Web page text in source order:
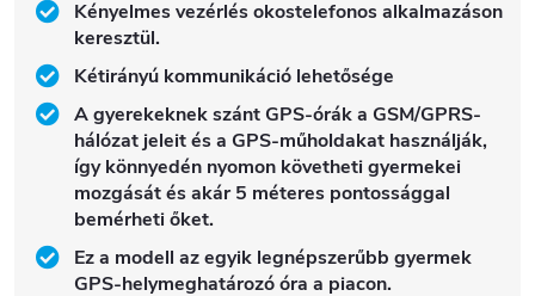
Kényelmes vezérlés okostelefonos alkalmazáson
keresztül.
Kétirányú kommunikáció lehetősége
A gyerekeknek szánt GPS-órák a GSM/GPRS-
hálózat jeleit és a GPS-műholdakat használják,
így könnyedén nyomon követheti gyermekei
mozgását és akár 5 méteres pontossággal
bemérheti őket.
Ez a modell az egyik legnépszerűbb gyermek
GPS-helymeghatározó óra a piacon.